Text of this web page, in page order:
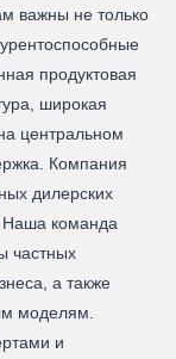
важны не только
продуктовая
широкая
центральном
Компания
дилерских
Наша команда
частных
а также
моделям.
и